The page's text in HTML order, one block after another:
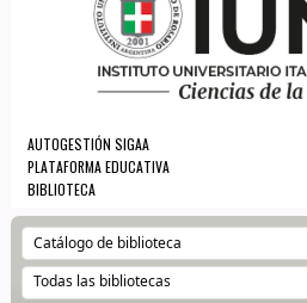
AUTOGESTIÓN SIGAA
PLATAFORMA EDUCATIVA
BIBLIOTECA